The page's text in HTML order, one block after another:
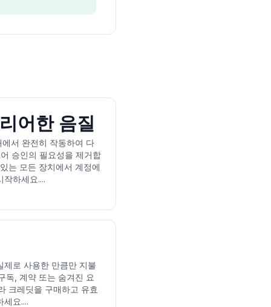
어한 음질
서 완전히 작동하여 다
승인의 필요성을 제거합
는 모든 장치에서 계정에
하세요....
제로 사용한 만큼만 지불
독, 계약 또는 숨겨진 요
크레딧을 구매하고 유효
요....